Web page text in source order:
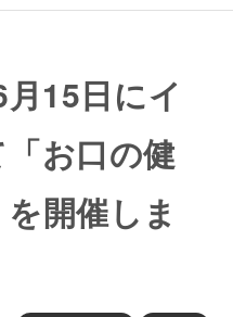
月15日にイ
お口の健
開催しま